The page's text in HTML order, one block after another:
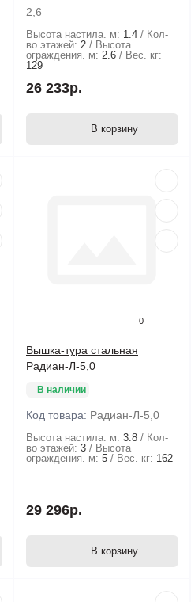
2,6
Высота настила. м: 1.4
Кол-
во этажей: 2
Высота
ограждения. м: 2.6
Вес. кг:
129
26 233р.
В корзину
0
Вышка-тура стальная
Радиан-Л-5,0
В наличии
Код товара: Радиан-Л-5,0
Высота настила. м: 3.8
Кол-
во этажей: 3
Высота
ограждения. м: 5 Вес. кг: 162
29 296р.
В корзину